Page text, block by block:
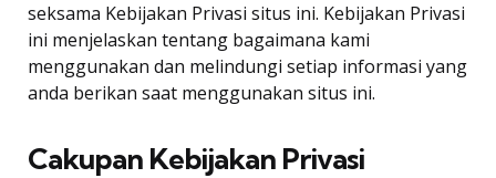
seksama Kebijakan Privasi situs ini. Kebijakan Privasi
ini menjelaskan tentang bagaimana kami
menggunakan dan melindungi setiap informasi yang
anda berikan saat menggunakan situs ini.
Cakupan Kebijakan Privasi